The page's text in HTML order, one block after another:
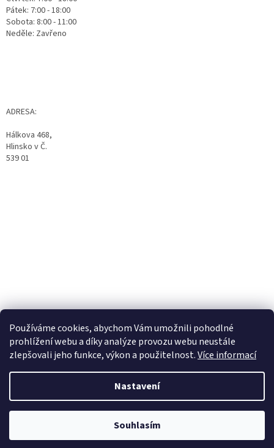
Používáme cookies, abychom Vám umožnili pohodlné
prohlížení webu a díky analýze provozu webu neustále
zlepšovali jeho funkce, výkon a použitelnost.Více informací
Nastavení
Souhlasím
Pátek: 7:00 - 18:00
Sobota: 8:00 - 11:00
Neděle: Zavřeno
ADRESA:
Hálkova 468,
Hlinsko v Č.
539 01
Facebook
Copyright 2026Pivní Pohotovost Hlinsko. Všechna práva
Upravit nastavení cookies